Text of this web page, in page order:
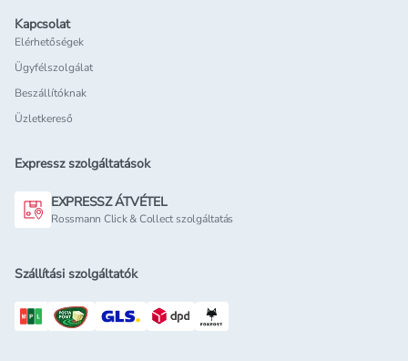
Kapcsolat
Elérhetőségek
Ügyfélszolgálat
Beszállítóknak
Üzletkereső
Expressz szolgáltatások
EXPRESSZ ÁTVÉTEL
Rossmann Click & Collect szolgáltatás
Szállítási szolgáltatók